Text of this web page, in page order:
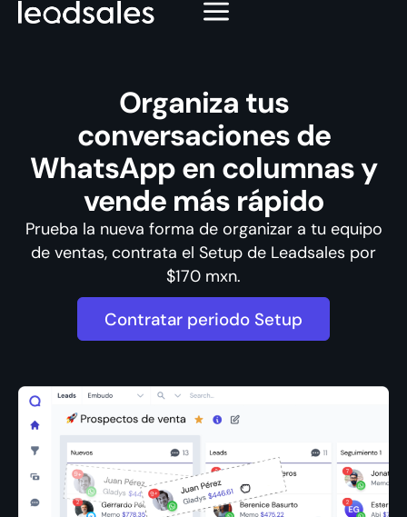
Organiza tus
conversaciones de
WhatsApp en columnas y
vende más rápido
Prueba la nueva forma de organizar a tu equipo
de ventas, contrata el Setup de Leadsales por
$170 mxn.
Contratar periodo Setup